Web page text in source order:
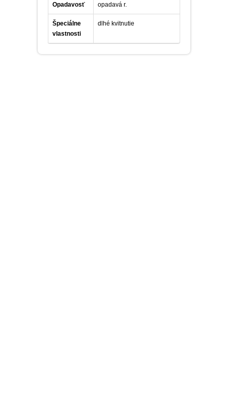
Opadavosť opadavá r.
Špeciálne
vlastnosti
dlhé kvitnutie